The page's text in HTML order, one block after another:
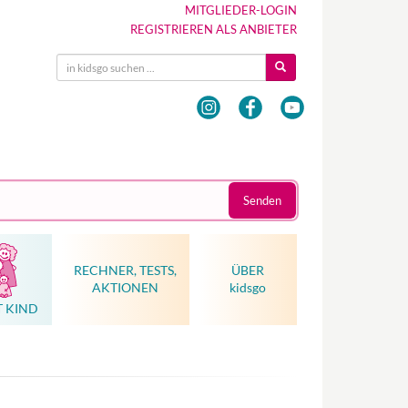
MITGLIEDER-LOGIN
REGISTRIEREN ALS ANBIETER
Senden
KIND
RECHNER, TESTS,
AKTIONEN
ÜBER
kidsgo